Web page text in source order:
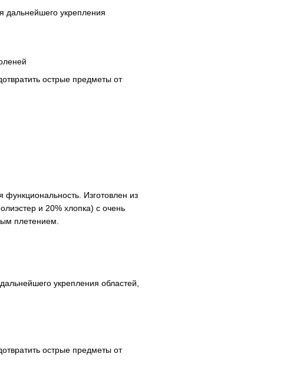
дальнейшего укрепления
острые предметы от
функциональность. Изготовлен из
и 20% хлопка) с очень
плетением.
укрепления областей,
острые предметы от